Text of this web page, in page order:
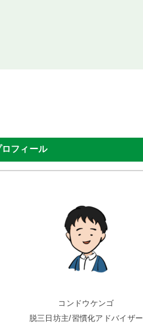
ロフィール
コンドウケンゴ
脱三日坊主/習慣化アドバイザー